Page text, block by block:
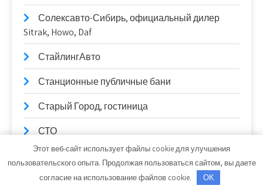
Солексавто-Сибирь, официальный дилер
Sitrak, Howo, Daf
СтайлингАвто
Станционные публичные бани
Старый Город, гостиница
СТО
СТО
Стройландия
Этот веб-сайт использует файлы cookie для улучшения
пользовательского опыта. Продолжая пользоваться сайтом, вы даете
согласие на использование файлов cookie.
OK